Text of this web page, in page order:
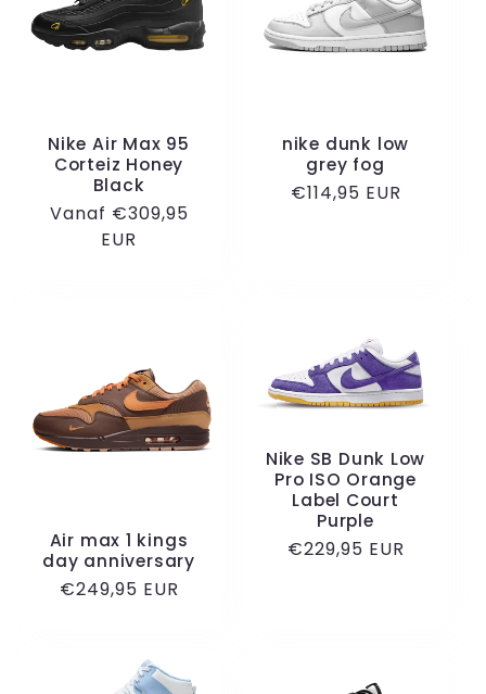
Nike Air Max 95
Corteiz Honey
Black
Normale
Vanaf €309,95
EUR
nike dunk low
grey fog
Normale
€114,95 EUR
Air max 1 kings
day anniversary
Normale
€249,95 EUR
Nike SB Dunk Low
Pro ISO Orange
Label Court
Purple
Normale
€229,95 EUR